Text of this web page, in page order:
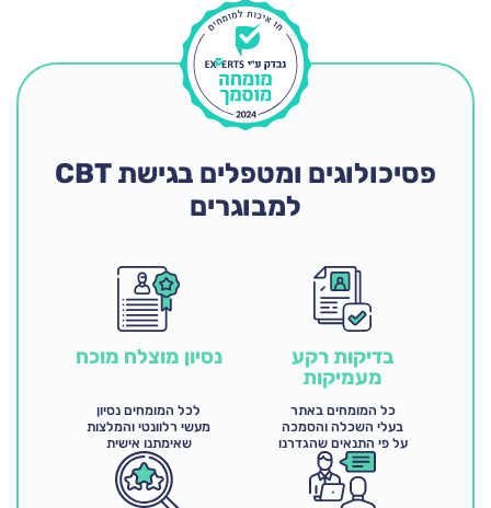
פסיכולוגים ומטפלים בגישת CBT
למבוגרים
בדיקות רקע
מעמיקות
כל המומחים באתר
בעלי השכלה והסמכה
על פי התנאים שהגדרנו
נסיון מוצלח מוכח
לכל המומחים נסיון
מעשי רלוונטי והמלצות
שאימתנו אישית